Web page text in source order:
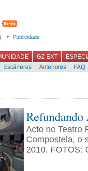
Publicidade
GZ-EXT
Escáneres Anteriores FAQ
Refundando
Acto no Teatro
Compostela, o
2010. FOTOS: